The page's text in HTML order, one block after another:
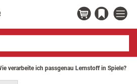
verarbeite ich passgenau Lernstoff in Spiele?